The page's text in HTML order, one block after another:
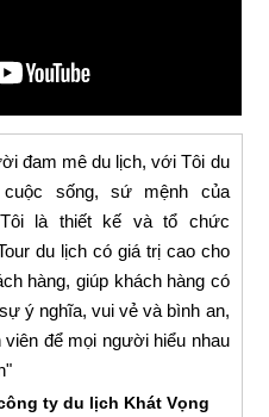
đam mê du lịch, với Tôi du
sống, sứ mệnh của
là thiết kế và tổ chức
du lịch có giá trị cao cho
hàng, giúp khách hàng có
ý nghĩa, vui vẻ và bình an,
để mọi người hiểu nhau
ty du lịch Khát Vọng